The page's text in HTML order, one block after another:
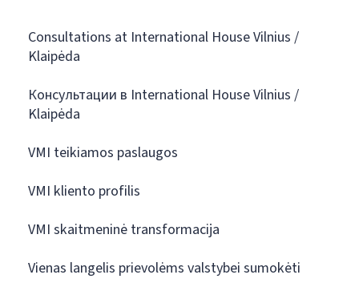
Consultations at International House Vilnius /
Klaipėda
Консультации в International House Vilnius /
Klaipėda
VMI teikiamos paslaugos
VMI kliento profilis
VMI skaitmeninė transformacija
Vienas langelis prievolėms valstybei sumokėti